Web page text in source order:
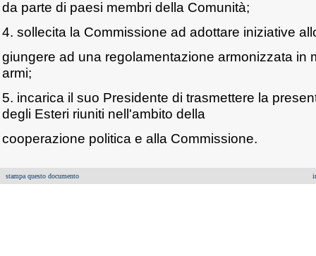
da parte di paesi membri della Comunità;
4. sollecita la Commissione ad adottare iniziative
giungere ad una regolamentazione armonizzata in
armi;
5. incarica il suo Presidente di trasmettere la
degli Esteri riuniti nell'ambito della
cooperazione politica e alla Commissione.
stampa questo documento